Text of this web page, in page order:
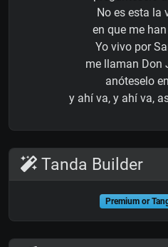
No es esta la
en que me
Yo vivo por
me llaman Don
anóteselo
y ahí va, y ahí va,
Tanda Builder
Premium or